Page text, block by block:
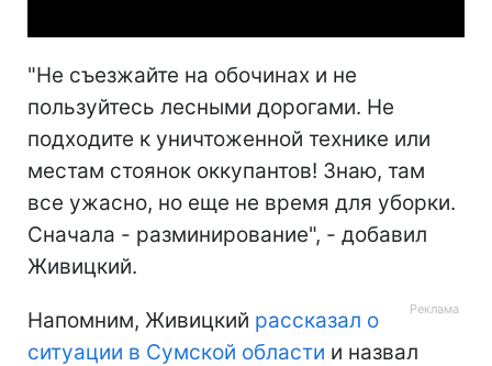
"Не съезжайте на обочинах и не
пользуйтесь лесными дорогами. Не
подходите к уничтоженной технике или
местам стоянок оккупантов! Знаю, там
все ужасно, но еще не время для уборки.
Сначала - разминирование", - добавил
Живицкий.
Напомним, Живицкий рассказал о
ситуации в Сумской области и назвал